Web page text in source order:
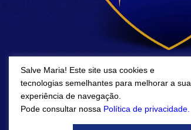
Salve Maria! Este site usa cookies e
tecnologias semelhantes para melhorar a sua
experiência de navegação.
Pode consultar nossa Política de privacidade.